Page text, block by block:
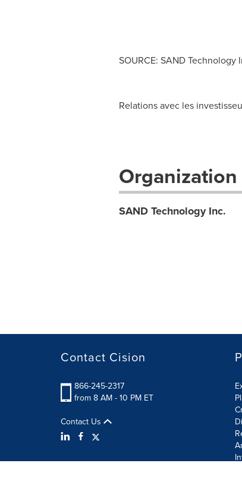
SOURCE: SAND Technology
Relations avec les
SAND Technology Inc.
Contact Cision
866-245-2317
from 8 AM - 10 PM ET
Contact Us